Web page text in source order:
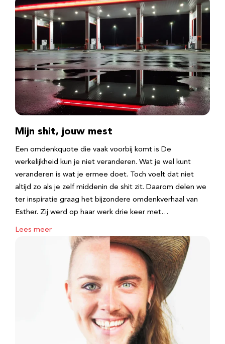
Mijn shit, jouw mest
Een omdenkquote die vaak voorbij komt is De
werkelijkheid kun je niet veranderen. Wat je wel kunt
veranderen is wat je ermee doet. Toch voelt dat niet
altijd zo als je zelf middenin de shit zit. Daarom delen we
ter inspiratie graag het bijzondere omdenkverhaal van
Esther. Zij werd op haar werk drie keer met…
Lees meer